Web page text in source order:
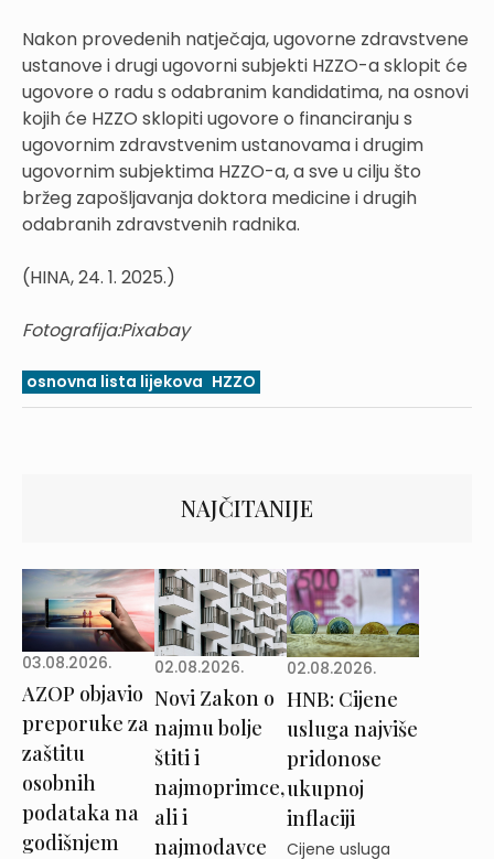
Nakon provedenih natječaja, ugovorne zdravstvene
ustanove i drugi ugovorni subjekti HZZO-a sklopit će
ugovore o radu s odabranim kandidatima, na osnovi
kojih će HZZO sklopiti ugovore o financiranju s
ugovornim zdravstvenim ustanovama i drugim
ugovornim subjektima HZZO-a, a sve u cilju što
bržeg zapošljavanja doktora medicine i drugih
odabranih zdravstvenih radnika.
(HINA, 24. 1. 2025.)
Fotografija:Pixabay
osnovna lista lijekova HZZO
NAJČITANIJE
03.08.2026.
AZOP objavio
preporuke za
zaštitu
osobnih
podataka na
godišnjem
02.08.2026.
Novi Zakon o
najmu bolje
štiti i
najmoprimce,
ali i
najmodavce
02.08.2026.
HNB: Cijene
usluga najviše
pridonose
ukupnoj
inflaciji
Cijene usluga